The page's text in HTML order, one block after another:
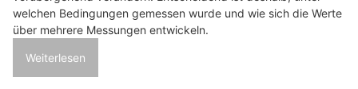
welchen Bedingungen gemessen wurde und wie sich die Werte
über mehrere Messungen entwickeln.
Weiterlesen